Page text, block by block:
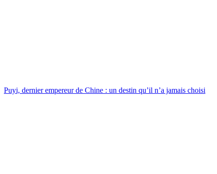
Puyi, dernier empereur de Chine : un destin qu’il n’a jamais choisi